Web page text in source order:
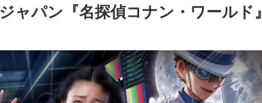
ャパン『名探偵コナン・ワールド』